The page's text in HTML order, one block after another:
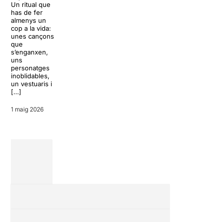
Un ritual que
has de fer
almenys un
cop a la vida:
unes cançons
que
s’enganxen,
uns
personatges
inoblidables,
un vestuaris i
[…]
1 maig 2026